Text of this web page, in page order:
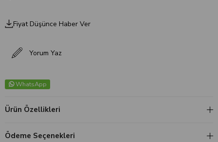
Fiyat Düşünce Haber Ver
Yorum Yaz
WhatsApp
Ürün Özellikleri
Ödeme Seçenekleri